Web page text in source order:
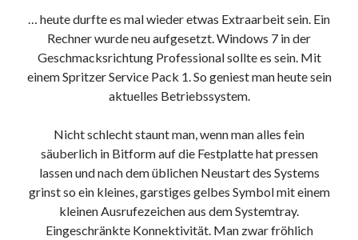
… heute durfte es mal wieder etwas Extraarbeit sein. Ein
Rechner wurde neu aufgesetzt. Windows 7 in der
Geschmacksrichtung Professional sollte es sein. Mit
einem Spritzer Service Pack 1. So geniest man heute sein
aktuelles Betriebssystem.
Nicht schlecht staunt man, wenn man alles fein
säuberlich in Bitform auf die Festplatte hat pressen
lassen und nach dem üblichen Neustart des Systems
grinst so ein kleines, garstiges gelbes Symbol mit einem
kleinen Ausrufezeichen aus dem Systemtray.
Eingeschränkte Konnektivität. Man zwar fröhlich